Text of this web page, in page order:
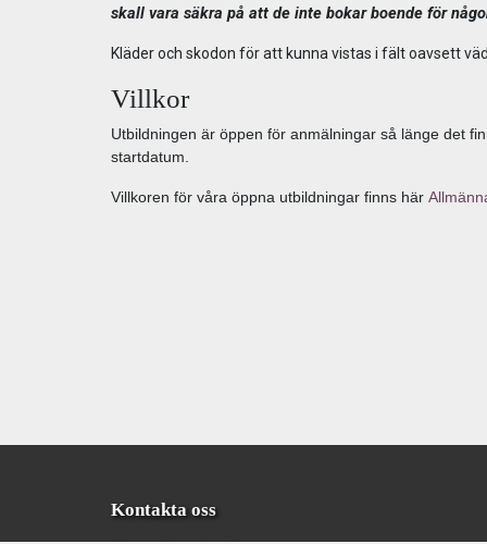
skall vara säkra på att de inte bokar boende för
Kläder och skodon för att kunna vistas i fält oavsett
Villkor
Utbildningen är öppen för anmälningar så länge det
startdatum.
Villkoren för våra öppna utbildningar finns här
Kontakta oss